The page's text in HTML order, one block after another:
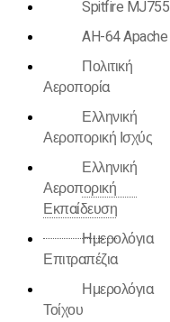
Spitfire MJ755
AH-64 Apache
Πολιτική
Αεροπορία
Ελληνική
Αεροπορική Ισχύς
Ελληνική
Αεροπορική
Εκπαίδευση
Ημερολόγια
Επιτραπέζια
Ημερολόγια
Τοίχου